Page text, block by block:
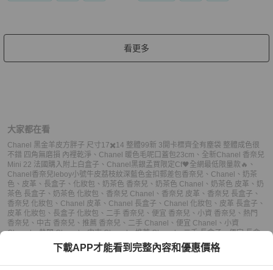
看更多
大家都在看
Chanel 黑金羊皮方胖子 尺寸17✖️14 整體99新 3開卡標齊全有塵袋 整體成色很
不錯 四角無磨損 內裡乾淨 、 Chanel 暖色毛呢口蓋包23cm 、 全新Chanel 香奈兒
Mini 22 法國購入附上白盒子 、 Chanel黑銀孟買限定Cf🖤全網最低限量款🔥 、
Chanel香奈兒leboy小號牛皮荔枝紋深藍色金扣郵差包 香奈兒 、 Chanel 、 奶茶
色 、 皮革 、 長盒子 、 化妝包 、 奶茶色 香奈兒 、 奶茶色 Chanel 、 奶茶色 皮革 、 奶
茶色 長盒子 、 奶茶色 化妝包 、 香奈兒 Chanel 、 香奈兒 皮革 、 香奈兒 長盒子 、
香奈兒 化妝包 、 Chanel 皮革 、 Chanel 長盒子 、 Chanel 化妝包 、 皮革 長盒子 、
皮革 化妝包 、 長盒子 化妝包 、 二手 香奈兒 、 便宜 香奈兒 、 小資 香奈兒 、 熱門
香奈兒 、 中古 香奈兒 、 推薦 香奈兒 、 二手 Chanel 、 便宜 Chanel 、 小資
Chanel、熱門 Chanel、中古 Chanel、推薦 Chanel、二手 長盒子、便宜 長盒
小資 長盒子、熱門 長盒子、中古 長盒子 、 推薦 長盒子、二手 化妝包
小資 化妝包、 熱門 化妝包、中古 化妝包、推薦 化妝包
下載APP才能看到完整內容和優惠價格